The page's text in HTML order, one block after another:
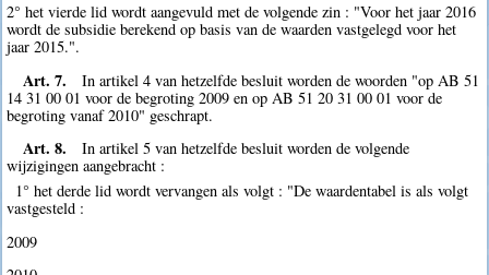
2° het vierde lid wordt aangevuld met de volgende zin : "Voor het jaar 2016
wordt de subsidie berekend op basis van de waarden vastgelegd voor het
jaar 2015.".
Art. 7.
In artikel 4 van hetzelfde besluit worden de woorden "op AB 51
14 31 00 01 voor de begroting 2009 en op AB 51 20 31 00 01 voor de
begroting vanaf 2010" geschrapt.
Art. 8.
In artikel 5 van hetzelfde besluit worden de volgende
wijzigingen aangebracht :
1° het derde lid wordt vervangen als volgt : "De waardentabel is als volgt
vastgesteld :
2009